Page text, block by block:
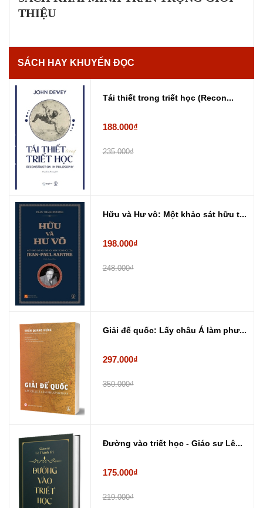
THIỆU
SÁCH HAY KHUYẾN ĐỌC
Tái thiết trong triết học (Recon...
188.000₫
235.000₫
Hữu và Hư vô: Một khảo sát hữu t...
198.000₫
248.000₫
Giải đế quốc: Lấy châu Á làm phư...
297.000₫
350.000₫
Đường vào triết học - Giáo sư Lê...
175.000₫
219.000₫